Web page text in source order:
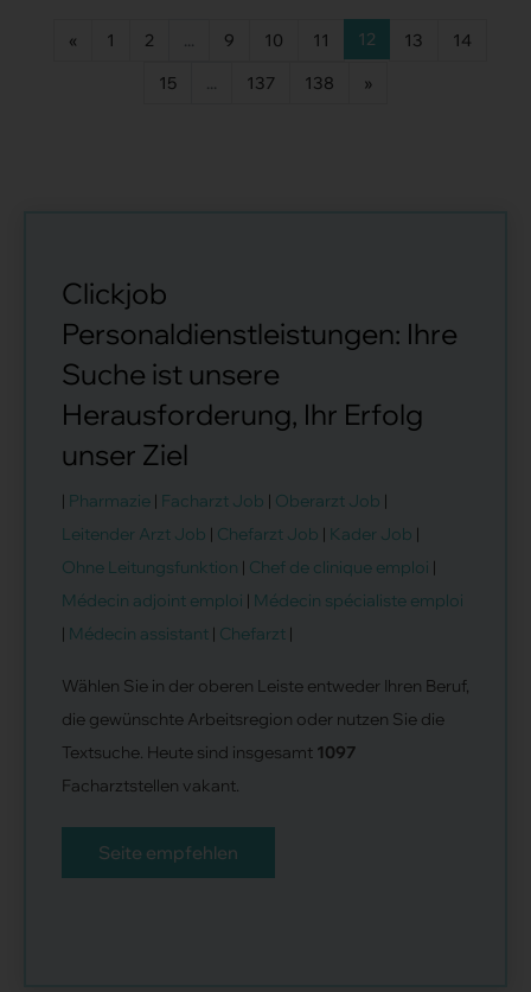
« 1 2 ... 9 10 11 12 13
14
15
... 137 138 »
Clickjob
Personaldienstleistungen: Ihre
Suche ist unsere
Herausforderung, Ihr Erfolg
unser Ziel
| Pharmazie | Facharzt Job | Oberarzt Job |
Leitender Arzt Job | Chefarzt Job | Kader Job |
Ohne Leitungsfunktion | Chef de clinique emploi |
Médecin adjoint emploi | Médecin spécialiste emploi
| Médecin assistant | Chefarzt |
Wählen Sie in der oberen Leiste entweder Ihren Beruf,
die gewünschte Arbeitsregion oder nutzen Sie die
Textsuche. Heute sind insgesamt 1097
Facharztstellen vakant.
Seite empfehlen